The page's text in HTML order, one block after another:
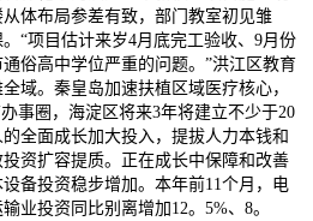
体布局参差有致，部门教室初见雏
“项目估计来岁4月底完工验收、9月份
俗高中学位严重的问题。”洪江区教育
域。秦皇岛加速扶植区域医疗核心，
事圈，海淀区将来3年将建立不少于20
全面成长加大投入，提拔人力本钱和
资扩容提质。正在成长中保障和改善
备投资稳步增加。本年前11个月，电
业投资同比别离增加12。5%、8。